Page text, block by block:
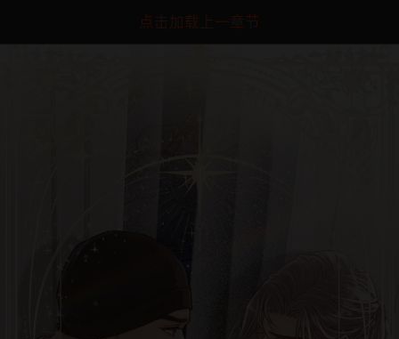
点击加载上一章节